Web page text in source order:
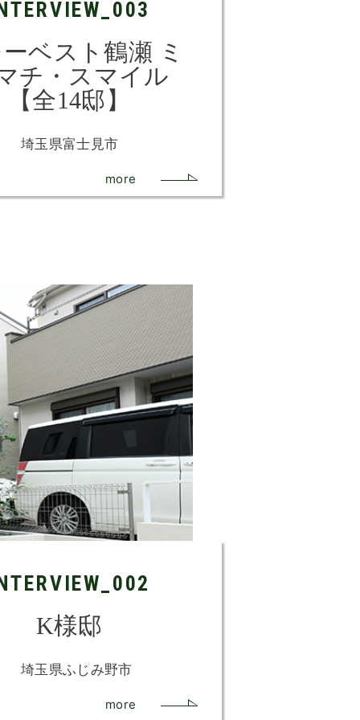
ベスト鶴瀬 ミ
チ・スマイル
【全14邸】
埼玉県富士見市
more
K様邸
埼玉県ふじみ野市
more